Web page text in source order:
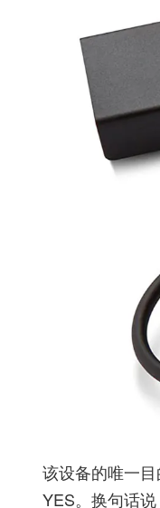
该设备的唯一
YES。换句话